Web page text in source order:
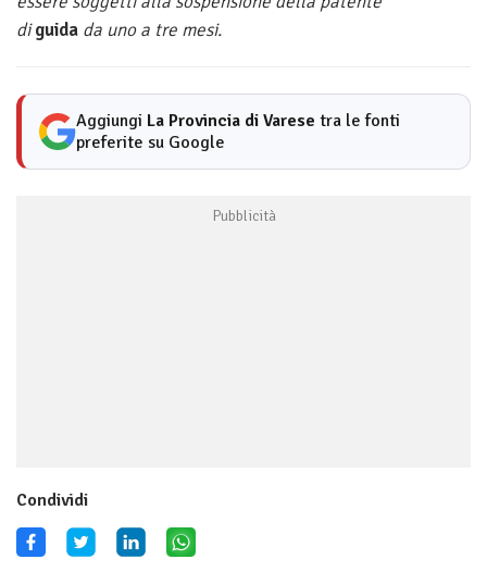
diguida da uno a tre mesi.
Aggiungi La Provincia di Varese tra le fonti
preferite su Google
Condividi